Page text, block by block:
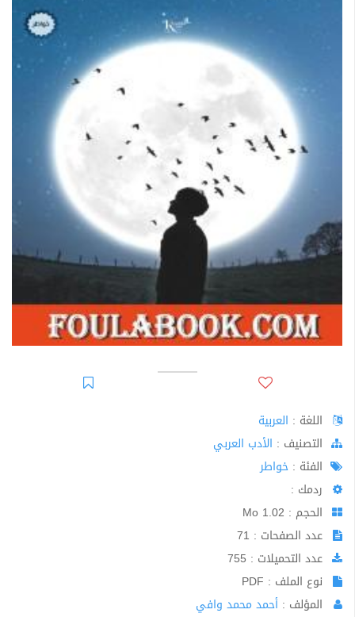
اللغة : العربية
اﻟﺘﺼﻨﻴﻒ : الأدب العربي
الفئة : خواطر
ردمك :
الحجم : 1.02 Mo
عدد الصفحات : 71
عدد التحميلات : 755
نوع الملف : PDF
المؤلف : أحمد محمد وافي